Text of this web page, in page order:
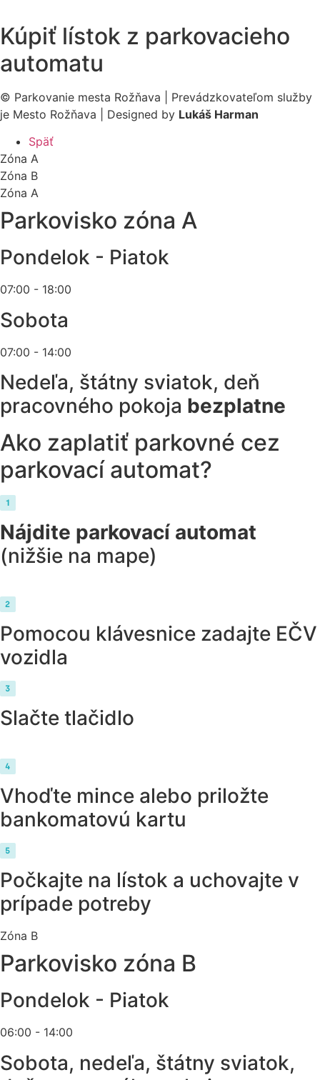
Kúpiť lístok z parkovacieho
automatu
© Parkovanie mesta Rožňava | Prevádzkovateľom služby
je Mesto Rožňava | Designed by Lukáš Harman
Späť
Zóna A
Zóna B
Zóna A
Parkovisko zóna A
Pondelok - Piatok
07:00 - 18:00
Sobota
07:00 - 14:00
Nedeľa, štátny sviatok, deň
pracovného pokoja bezplatne
Ako zaplatiť parkovné cez
parkovací automat?
Nájdite parkovací automat
(nižšie na mape)
Pomocou klávesnice zadajte EČV
vozidla
Slačte tlačidlo
Vhoďte mince alebo priložte
bankomatovú kartu
Počkajte na lístok a uchovajte v
prípade potreby
Zóna B
Parkovisko zóna B
Pondelok - Piatok
06:00 - 14:00
Sobota, nedeľa, štátny sviatok,